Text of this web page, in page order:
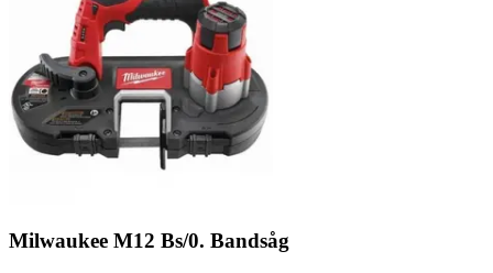
Milwaukee M12 Bs/0. Bandsåg